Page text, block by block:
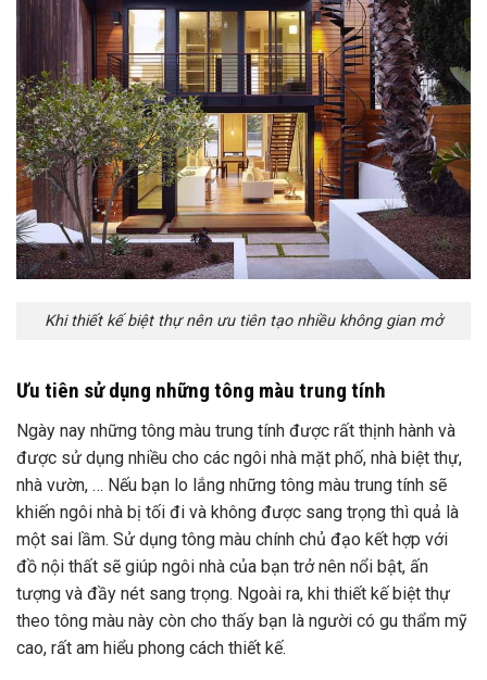
Khi thiết kế biệt thự nên ưu tiên tạo nhiều không gian mở
Ưu tiên sử dụng những tông màu trung tính
Ngày nay những tông màu trung tính được rất thịnh hành và
được sử dụng nhiều cho các ngôi nhà mặt phố, nhà biệt thự,
nhà vườn, … Nếu bạn lo lắng những tông màu trung tính sẽ
khiến ngôi nhà bị tối đi và không được sang trọng thì quả là
một sai lầm. Sử dụng tông màu chính chủ đạo kết hợp với
đồ nội thất sẽ giúp ngôi nhà của bạn trở nên nổi bật, ấn
tượng và đầy nét sang trọng. Ngoài ra, khi thiết kế biệt thự
theo tông màu này còn cho thấy bạn là người có gu thẩm mỹ
cao, rất am hiểu phong cách thiết kế.